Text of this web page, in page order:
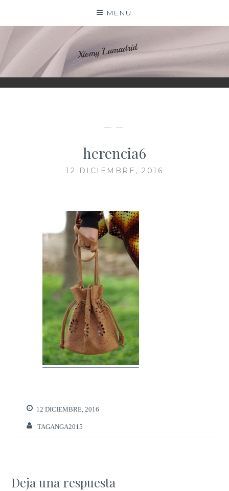
contenido
MENÚ
XIOMY LAMADRID
— —
herencia6
12 DICIEMBRE, 2016
12 DICIEMBRE, 2016
TAGANGA2015
Deja una respuesta